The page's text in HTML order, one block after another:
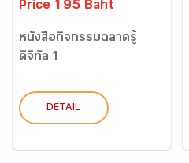
Price 195 Baht
หนังสือกิจกรรมฉลาดรู้
ดิจิทัล 1
DETAIL